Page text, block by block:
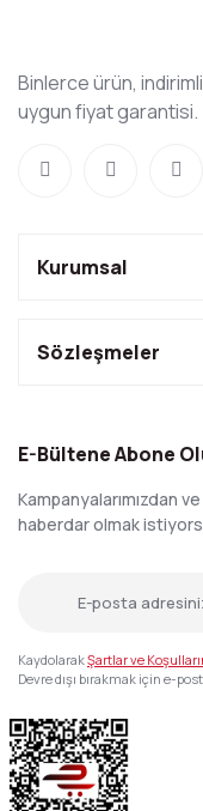
Binlerce ürün,
uygun fiyat garantisi.
Kurumsal
Sözleşmeler
E-Bültene Abone
Kampanyalarımızdan
haberdar olmak
KaydolarakŞartlar ve
Devre dışı bırakmak için e-